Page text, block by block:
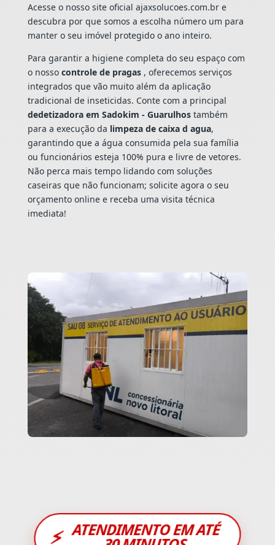
Acesse o nosso site oficial ajaxsolucoes.com.br e
descubra por que somos a escolha número um para
manter o seu imóvel protegido o ano inteiro.
Para garantir a higiene completa do seu espaço com
o nosso controle de pragas , oferecemos serviços
integrados que vão muito além da aplicação
tradicional de inseticidas. Conte com a principal
dedetizadora em Sadokim - Guarulhostambém
para a execução da limpeza de caixa d agua,
garantindo que a água consumida pela sua família
ou funcionários esteja 100% pura e livre de vetores.
Não perca mais tempo lidando com soluções
caseiras que não funcionam; solicite agora o seu
orçamento online e receba uma visita técnica
imediata!
⚡ ATENDIMENTO EM ATÉ